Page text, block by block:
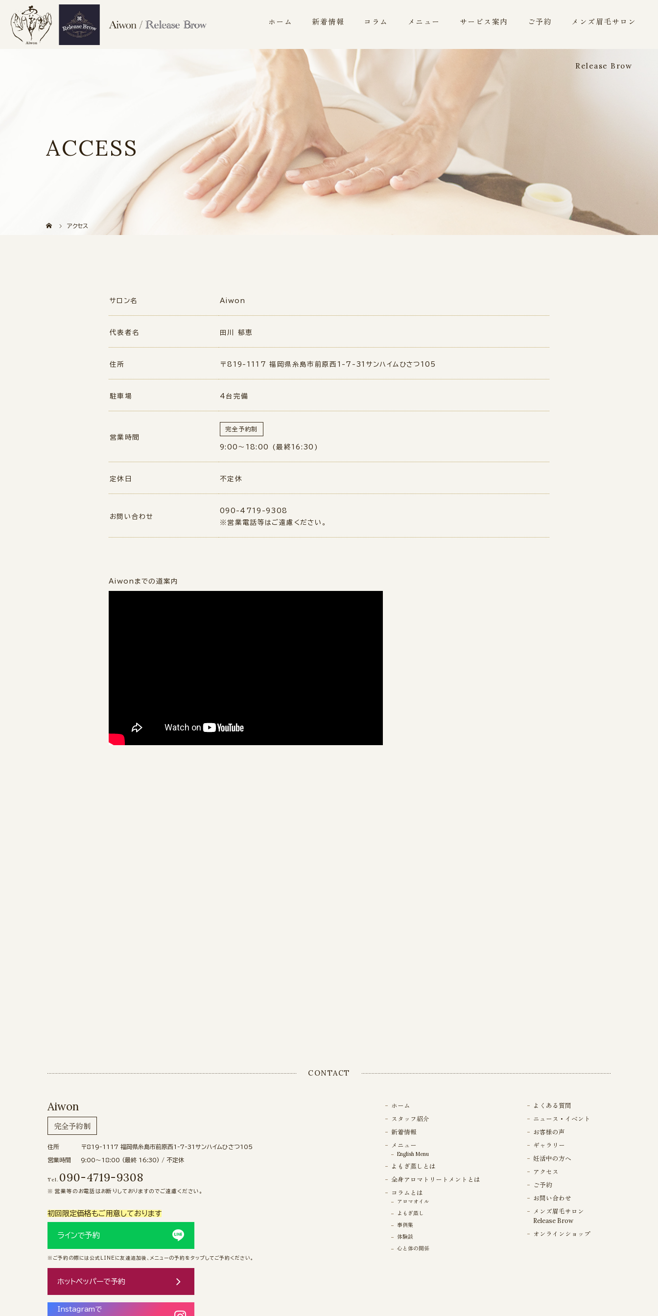
ホーム 新着情報 コラム メニュー サービス案内 ご予約 メンズ眉毛サロン
Release Brow
ACCESS
アクセス
サロン名 Aiwon
代表者名 田川 郁恵
住所 〒819-1117 福岡県糸島市前原西1-7-31サンハイムひさつ105
駐車場 4台完備
営業時間
完全予約制
9:00～18:00 (最終16:30)
定休日 不定休
お問い合わせ
090-4719-9308
※営業電話等はご遠慮ください。
Aiwonまでの道案内
CONTACT
Aiwon
完全予約制
住所 〒819-1117 福岡県糸島市前原西1-7-31サンハイムひさつ105
営業時間 9:00〜18:00 (最終 16:30) / 不定休
Tel. 090-4719-9308
営業等のお電話はお断りしておりますのでご遠慮ください。
初回限定価格もご用意しております
ラインで予約
※ご予約の際には公式LINEに友達追加後、メニューの予約をタップしてご予約ください。
ホットペッパーで予約
Instagramで
ホーム
スタッフ紹介
新着情報
メニュー
English Menu
よもぎ蒸しとは
全身アロマトリートメントとは
コラムとは
アロマオイル
よもぎ蒸し
事例集
体験談
心と体の関係
よくある質問
ニュース・イベント
お客様の声
ギャラリー
妊活中の方へ
アクセス
ご予約
お問い合わせ
メンズ眉毛サロン
Release Brow
オンラインショップ